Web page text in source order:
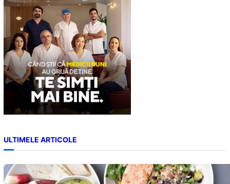
h
ULTIMELE ARTICOLE